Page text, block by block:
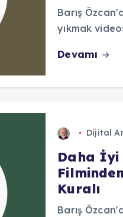
Barış
yıkmak
Devamı
Dijital
Daha
Kuralı
Barış